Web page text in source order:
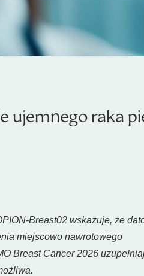
ujemnego raka
Breast02 wskazuje, że
miejscowo nawrotowego
Breast Cancer 2026